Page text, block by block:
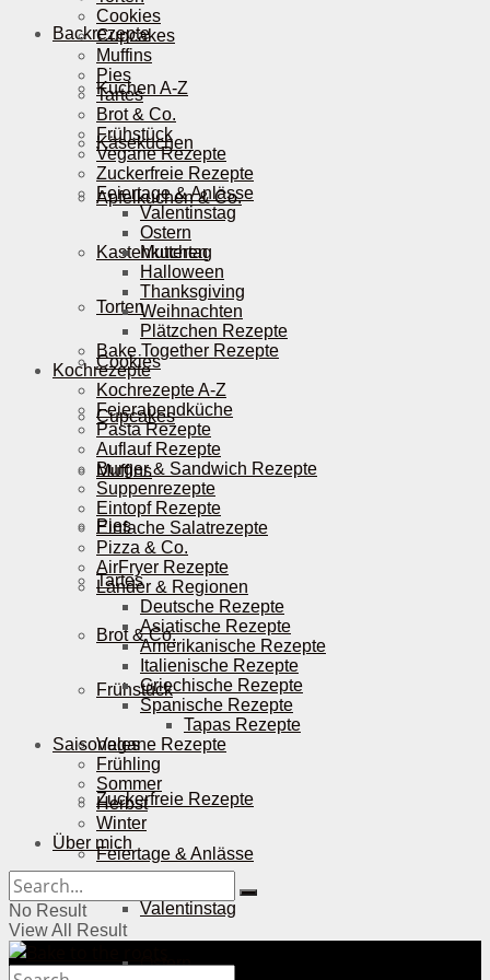
Backrezepte
Kuchen A-Z
Käsekuchen
Apfelkuchen & Co.
Kastenkuchen
Torten
Cookies
Cupcakes
Muffins
Pies
Tartes
Brot & Co.
Frühstück
Vegane Rezepte
Zuckerfreie Rezepte
Feiertage & Anlässe
Valentinstag
Ostern
Cookies
Cupcakes
Muffins
Pies
Tartes
Brot & Co.
Frühstück
Vegane Rezepte
Zuckerfreie Rezepte
Feiertage & Anlässe
Valentinstag
Ostern
Muttertag
Halloween
Thanksgiving
Weihnachten
Plätzchen Rezepte
Bake Together Rezepte
Kochrezepte
Kochrezepte A-Z
Feierabendküche
Pasta Rezepte
Auflauf Rezepte
Burger & Sandwich Rezepte
Suppenrezepte
Eintopf Rezepte
Einfache Salatrezepte
Pizza & Co.
AirFryer Rezepte
Länder & Regionen
Deutsche Rezepte
Asiatische Rezepte
Amerikanische Rezepte
Italienische Rezepte
Griechische Rezepte
Spanische Rezepte
Tapas Rezepte
Saisonales
Frühling
Sommer
Herbst
Winter
Über mich
No Result
View All Result